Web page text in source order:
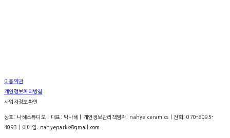
이용약관
개인정보처리방침
사업자정보확인
상호: 나혜스튜디오 | 대표: 박나혜 | 개인정보관리책임자: nahye ceramics | 전화: 070-8095-
4093 | 이메일: nahyeparkk@gmail.com